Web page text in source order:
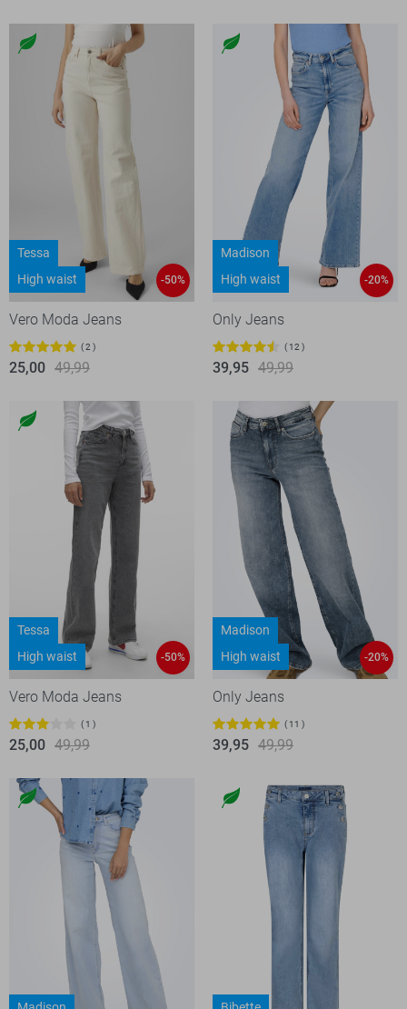
Tessa
High waist
-50%
Vero Moda Jeans
2
25,00 49,99
Madison
High waist
-20%
Only Jeans
12
39,95 49,99
Tessa
High waist
-50%
Vero Moda Jeans
1
25,00 49,99
Madison
High waist
-20%
Only Jeans
11
39,95 49,99